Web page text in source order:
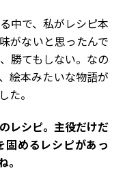
中で、私がレシピ本
がないと思ったんで
勝てもしない。なの
絵本みたいな物語が
た。
レシピ。主役だけだ
固めるレシピがあっ